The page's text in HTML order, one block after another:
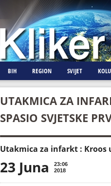
BIH REGION SVIJET
UTAKMICA ZA
SPASIO SVJETSKE
Utakmica za infarkt : Kroos
23 Juna
23:06
2018